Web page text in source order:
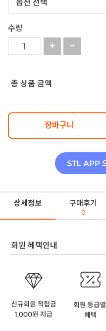
수량
총 상품 금액
장바구니
상세정보 구매후기
0
회원 혜택안내